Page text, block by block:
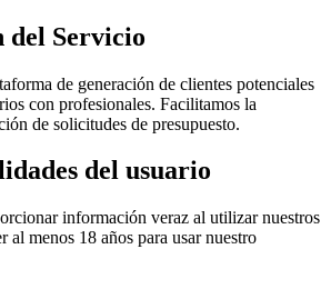
del Servicio
de generación de clientes potenciales
con profesionales. Facilitamos la
de solicitudes de presupuesto.
del usuario
información veraz al utilizar nuestros
al menos 18 años para usar nuestro